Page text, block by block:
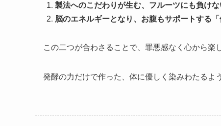
製法へのこだわりが生む、フルーツにも負けな
脳のエネルギーとなり、お腹もサポートする「
この二つが合わさることで、罪悪感なく心から楽
発酵の力だけで作った、体に優しく染みわたるよ